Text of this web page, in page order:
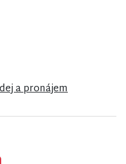
a pronájem